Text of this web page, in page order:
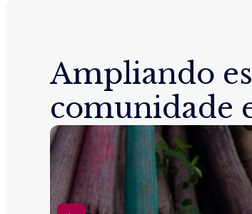
Ampliando
comunidade